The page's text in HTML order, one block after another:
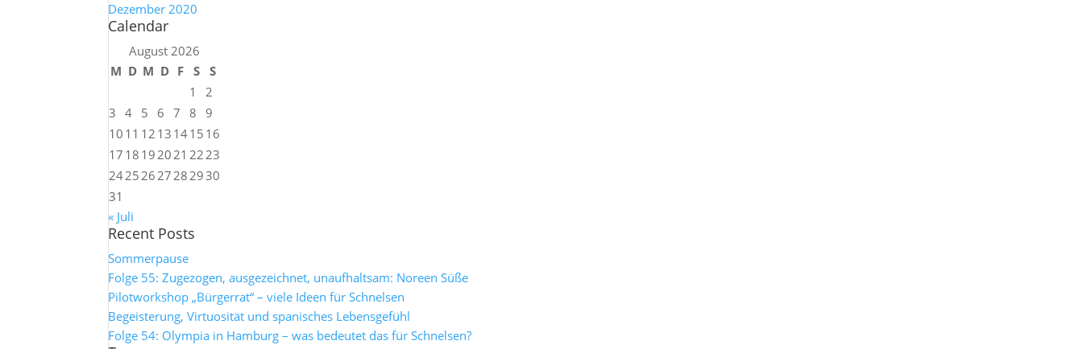
Dezember 2020
Calendar
August 2026
M D M D F S
S
1
2
3
4 5 6 7 8
9
10 11 12 13 1415 16
17 18 192021 2223
24252627282930
31
« Juli
Recent Posts
Sommerpause
Folge 55: Zugezogen, ausgezeichnet, unaufhaltsam: Noreen Süße
Pilotworkshop „Bürgerrat“ – viele Ideen für Schnelsen
Begeisterung, Virtuosität und spanisches Lebensgefühl
Folge 54: Olympia in Hamburg – was bedeutet das für Schnelsen?